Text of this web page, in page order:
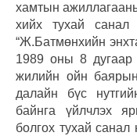
хамтын
хийх тухай санал
“Ж.Батмөнхийн
1989 оны 8
жилийн ойн
далайн бүс
байнга үйлчлэх
болгох тухай санал